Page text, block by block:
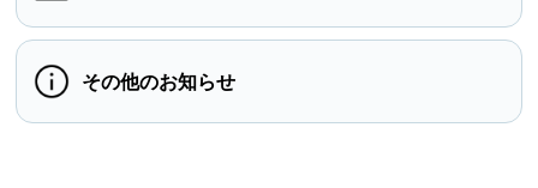
その他のお知らせ